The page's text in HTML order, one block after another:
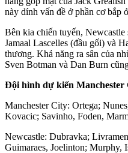
này dính vấn đề ở phần cơ bắp
Bên kia chiến tuyến,
Jamaal Lascelles (đầu gối) và
thương. Khả năng ra sân của
Sven Botman và Dan Burn
Đội hình dự kiến Manchester
Manchester City: Ortega;
Kovacic; Savinho, Foden,
Newcastle: Dubravka;
Guimaraes, Joelinton; Murphy,